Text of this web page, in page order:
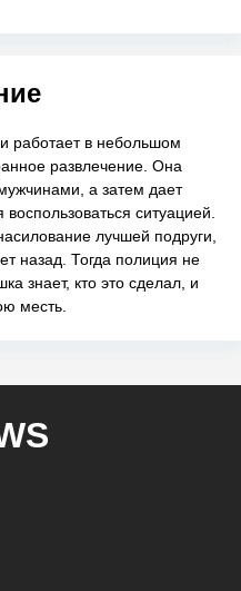
работает в небольшом
развлечение. Она
а затем дает
ситуацией.
лучшей подруги,
назад. Тогда полиция не
знает, кто это сделал, и
месть.